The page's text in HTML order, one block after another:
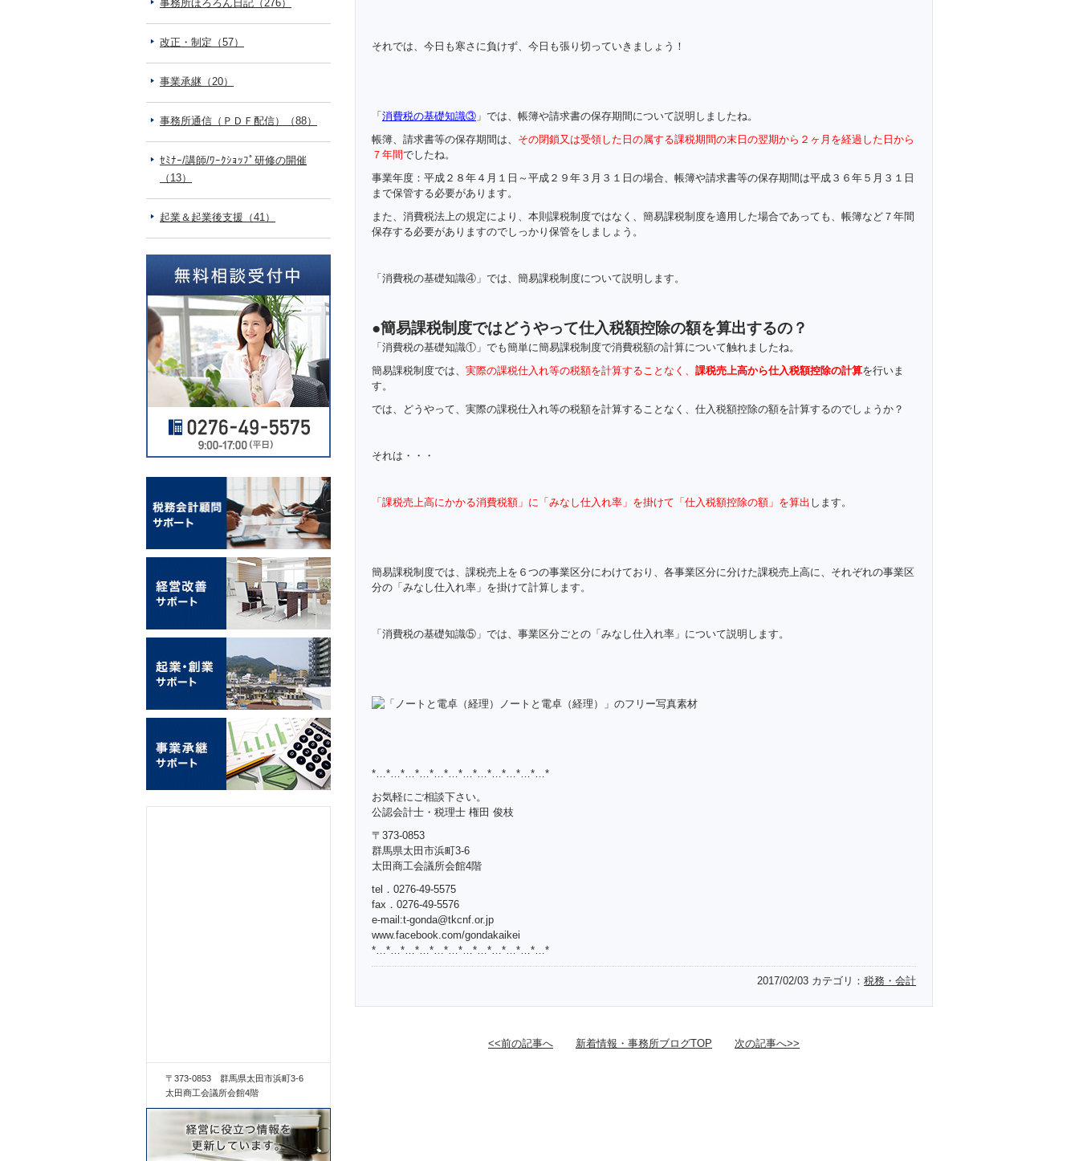
それでは、今日も寒さに負けず、今日も張り切っていきましょう！
「 消費税の基礎知識③ 」では、帳簿や請求書の保存期間について説明しましたね。
帳簿、請求書等の保存期間は、 その閉鎖又は受領した日の属する課税期間の末日の翌期から２ヶ月を経過した日から
７年間でしたね。
事業年度：平成２８年４月１日～平成２９年３月３１日の場合、帳簿や請求書等の保存期間は平成３６年５月３１日
まで保管する必要があります。
また、消費税法上の規定により、本則課税制度ではなく、簡易課税制度を適用した場合であっても、帳簿など７年間
保存する必要がありますのでしっかり保管をしましょう。
「消費税の基礎知識④」では、簡易課税制度について説明します。
●簡易課税制度ではどうやって仕入税額控除の額を算出するの？
「消費税の基礎知識①」でも簡単に簡易課税制度で消費税額の計算について触れましたね。
簡易課税制度では、 実際の課税仕入れ等の税額を計算することなく、 課税売上高から仕入税額控除の計算を行いま
す。
では、どうやって、実際の課税仕入れ等の税額を計算することなく、仕入税額控除の額を計算するのでしょうか？
それは・・・
「課税売上高にかかる消費税額」に「みなし仕入れ率」を掛けて「仕入税額控除の額」を算出 します。
簡易課税制度では、課税売上を６つの事業区分にわけており、各事業区分に分けた課税売上高に、それぞれの事業区
分の「みなし仕入れ率」を掛けて計算します。
「消費税の基礎知識⑤」では、事業区分ごとの「みなし仕入れ率」について説明します。
*…*…*…*…*…*…*…*…*…*…*…*…*
お気軽にご相談下さい。
公認会計士・税理士 権田 俊枝
〒373-0853
群馬県太田市浜町3-6
太田商工会議所会館4階
tel．0276-49-5575
fax．0276-49-5576
e-mail:t-gonda@tkcnf.or.jp
www.facebook.com/gondakaikei
*…*…*…*…*…*…*…*…*…*…*…*…*
2017/02/03 カテゴリ： 税務・会計
<<前の記事へ 新着情報・事務所ブログTOP 次の記事へ>>
事務所ほろろん日記（276）
改正・制定（57）
事業承継（20）
事務所通信（ＰＤＦ配信）（88）
ｾﾐﾅｰ/講師/ﾜｰｸｼｮｯﾌﾟ研修の開催
（13）
起業＆起業後支援（41）
〒373-0853 群馬県太田市浜町3-6
太田商工会議所会館4階